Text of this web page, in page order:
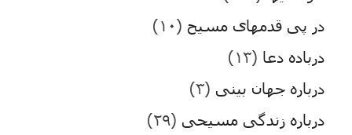
در پی قدمهای مسیح (۱۰)
درباده دعا (۱۳)
درباره جهان بینی (۳)
درباره زندگی مسیحی (۲۹)